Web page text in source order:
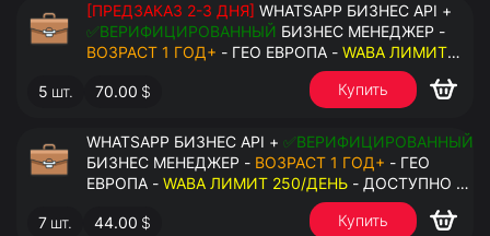
[ПРЕДЗАКАЗ 2-3 ДНЯ] WHATSAPP БИЗНЕС API +
✅ВЕРИФИЦИРОВАННЫЙ БИЗНЕС МЕНЕДЖЕР -
ВОЗРАСТ 1 ГОД+ - ГЕО ЕВРОПА - WABA ЛИМИТ
- ДОСТУПНО К ПРИВЯЗКЕ ДО 20
НОМЕРОВ - ПРАВА АДМИНИСТРАТОРА
5 шт. 70.00 $ Купить
WHATSAPP БИЗНЕС API + ✅ВЕРИФИЦИРОВАННЫЙ
БИЗНЕС МЕНЕДЖЕР - ВОЗРАСТ 1 ГОД+ - ГЕО
ЕВРОПА - WABA ЛИМИТ 250/ДЕНЬ - ДОСТУПНО К
ПРИВЯЗКЕ ДО 2 НОМЕРОВ - ПРАВА
АДМИНИСТРАТОРА
7 шт. 44.00 $ Купить